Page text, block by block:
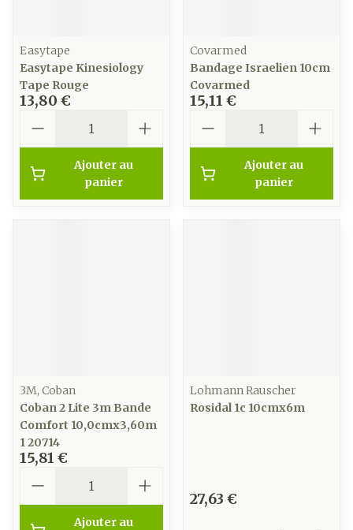
Easytape
Easytape Kinesiology
Tape Rouge
13,80 €
Ajouter au
panier
Covarmed
Bandage Israelien 10cm
Covarmed
15,11 €
Ajouter au
panier
3M, Coban
Coban 2 Lite 3m Bande
Comfort 10,0cmx3,60m
1 20714
15,81 €
Ajouter au
Lohmann Rauscher
Rosidal 1c 10cmx6m
27,63 €